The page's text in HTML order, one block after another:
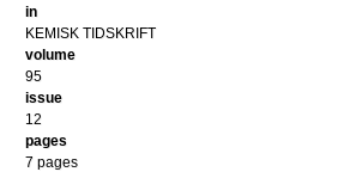
in
KEMISK TIDSKRIFT
volume
95
issue
12
pages
7 pages